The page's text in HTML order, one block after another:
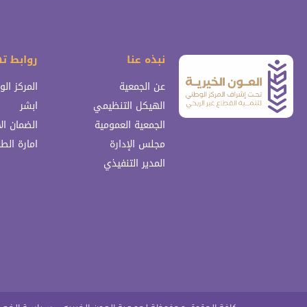
نبذه عنا
عن الجمعية
الهيكل التنظيمي
الجمعية العمومية
مجلس الإدارة
المدير التنفيذي
روابط
المركز
ابشر
الضمان
امارة